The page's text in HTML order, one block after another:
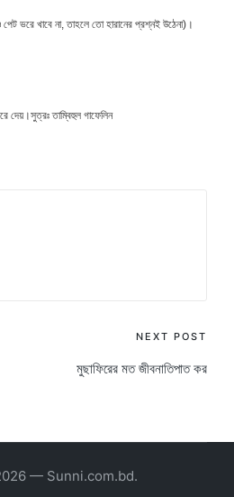
পেট ভরে খাবে না, তাহলে তো হারানের প্রশ্নই উঠেনা)।
দেয়।সুত্রঃ তাম্বিহুল গাফেলিন
NEXT POST
মুছাফিরের মত জীবনাতিপাত কর
— Sunni.com.bd.